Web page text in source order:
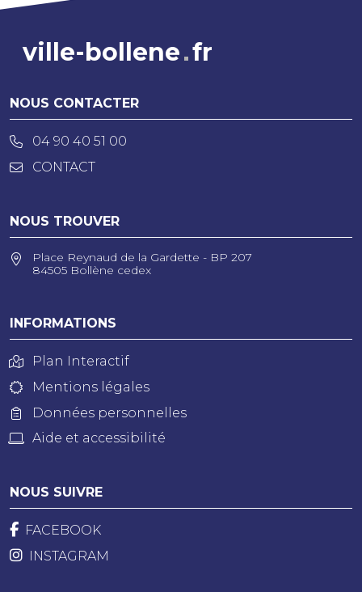
ville-bollene fr
NOUS CONTACTER
04 90 40 51 00
CONTACT
NOUS TROUVER
Place Reynaud de la Gardette - BP 207
84505 Bollène cedex
INFORMATIONS
Plan Interactif
Mentions légales
Données personnelles
Aide et accessibilité
NOUS SUIVRE
FACEBOOK
INSTAGRAM